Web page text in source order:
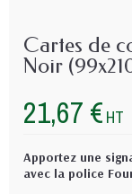
Cartes de
Noir
21,67 € HT
Apportez une
avec la police